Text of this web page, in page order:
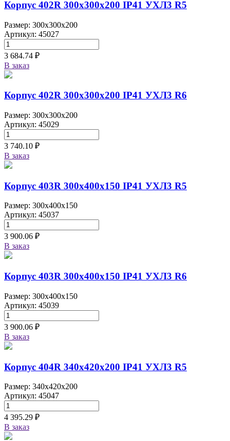
Корпус 402R 300х300х200 IP41 УХЛ3 R5
Размер: 300x300x200
Артикул: 45027
3 684.74 ₽
В заказ
Корпус 402R 300х300х200 IP41 УХЛ3 R6
Размер: 300x300x200
Артикул: 45029
3 740.10 ₽
В заказ
Корпус 403R 300х400х150 IP41 УХЛ3 R5
Размер: 300x400x150
Артикул: 45037
3 900.06 ₽
В заказ
Корпус 403R 300х400х150 IP41 УХЛ3 R6
Размер: 300x400x150
Артикул: 45039
3 900.06 ₽
В заказ
Корпус 404R 340х420х200 IP41 УХЛ3 R5
Размер: 340x420x200
Артикул: 45047
4 395.29 ₽
В заказ